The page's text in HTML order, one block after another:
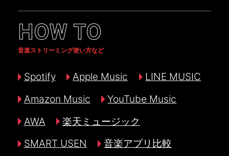
HOW TO
音楽ストリーミング使い方など
Spotify Apple Music
LINE MUSIC
Amazon Music
YouTube Music
AWA
楽天ミュージック
SMART USEN
音楽アプリ比較